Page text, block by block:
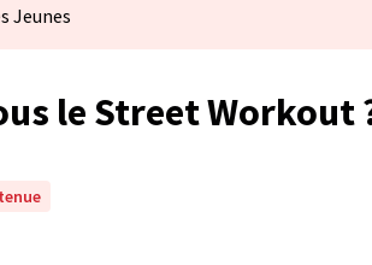
Jeunes
le Street Workout